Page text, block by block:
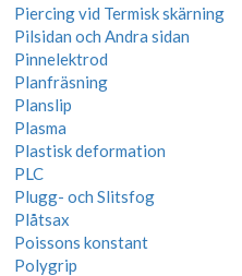
Piercing vid Termisk skärning
Pilsidan och Andra sidan
Pinnelektrod
Planfräsning
Planslip
Plasma
Plastisk deformation
PLC
Plugg- och Slitsfog
Plåtsax
Poissons konstant
Polygrip